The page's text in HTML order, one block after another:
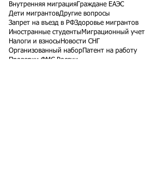
Внутренняя миграцияГраждане ЕАЭС
Дети мигрантовДругие вопросы
Запрет на въезд в РФЗдоровье мигрантов
Иностранные студенты Миграционный учет
Налоги и взносы Новости СНГ
Организованный наборПатент на работу
Проверки ФМС России